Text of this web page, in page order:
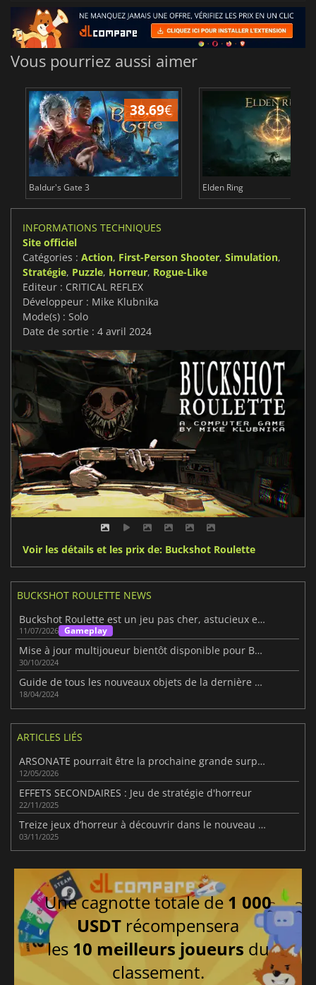
Vous pourriez aussi aimer
38.69€
Baldur's Gate 3 Elden Ring
INFORMATIONS TECHNIQUES
Site officiel
Catégories : Action, First-Person Shooter, Simulation,
Stratégie, Puzzle, Horreur, Rogue-Like
Editeur : CRITICAL REFLEX
Développeur : Mike Klubnika
Mode(s) : Solo
Date de sortie : 4 avril 2024
Voir les détails et les prix de: Buckshot Roulette
BUCKSHOT ROULETTE NEWS
Buckshot Roulette est un jeu pas cher, astucieux et qu'on ne peut pas ignorer
11/07/2026 Gameplay
Mise à jour multijoueur bientôt disponible pour Buckshot Roulette
30/10/2024
Guide de tous les nouveaux objets de la dernière mise à jour de Buckshot Roulette
18/04/2024
ARTICLES LIÉS
ARSONATE pourrait être la prochaine grande surprise de l'horreur indépendante
12/05/2026
EFFETS SECONDAIRES : Jeu de stratégie d'horreur
22/11/2025
Treize jeux d’horreur à découvrir dans le nouveau pack Humble
03/11/2025
Une cagnotte totale de 1 000
USDT récompensera
les 10 meilleurs joueurs du
classement.